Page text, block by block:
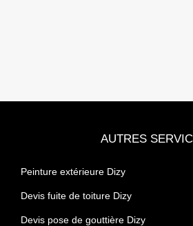
AUTRES
Peinture extérieure Dizy
Devis fuite de toiture Dizy
Devis pose de gouttière Dizy